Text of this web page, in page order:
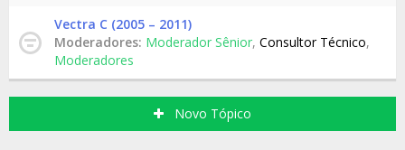
Vectra C (2005 – 2011)
Moderadores: Moderador Sênior, Consultor Técnico,
Moderadores
Novo Tópico